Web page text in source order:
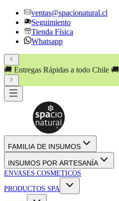
ventas@spacionatural.cl
Seguimiento
Tienda Física
Whatsapp
🚚 Entregas Rápidas a todo Chile 🚚
FAMILIA DE INSUMOS
INSUMOS POR ARTESANÍA
ENVASES COSMETICOS
PRODUCTOS SPA